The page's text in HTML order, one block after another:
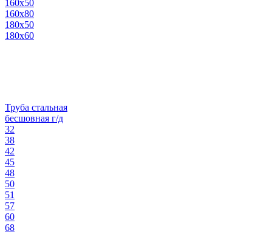
160х50
160х80
180х50
180х60
Труба стальная
бесшовная г/д
32
38
42
45
48
50
51
57
60
68